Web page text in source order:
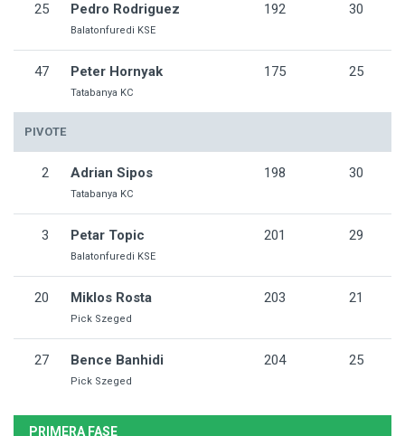
25 Pedro Rodriguez
Balatonfuredi KSE
192 30
47 Peter Hornyak
Tatabanya KC
175 25
PIVOTE
2 Adrian Sipos
Tatabanya KC
198 30
3 Petar Topic
Balatonfuredi KSE
201 29
20 Miklos Rosta
Pick Szeged
203 21
27 Bence Banhidi
Pick Szeged
204 25
PRIMERA FASE